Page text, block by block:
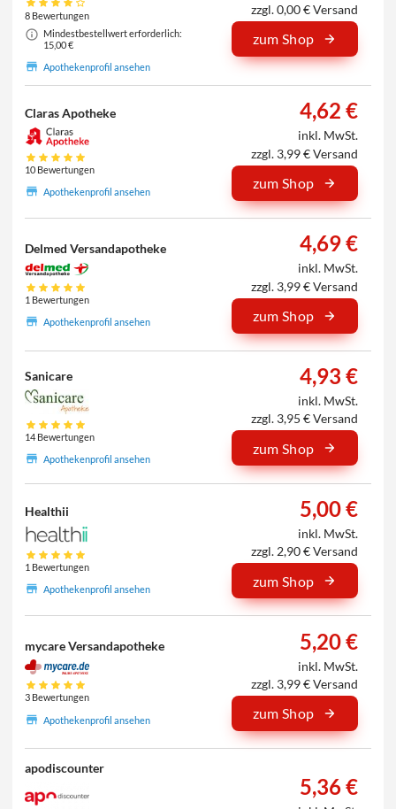
8 Bewertungen
Mindestbestellwert erforderlich:
15,00 €
Apothekenprofil ansehen
zzgl. 0,00 € Versand
zum Shop
Claras Apotheke
10 Bewertungen
Apothekenprofil ansehen
4,62 €
inkl. MwSt.
zzgl. 3,99 € Versand
zum Shop
Delmed Versandapotheke
1 Bewertungen
Apothekenprofil ansehen
4,69 €
inkl. MwSt.
zzgl. 3,99 € Versand
zum Shop
Sanicare
14 Bewertungen
Apothekenprofil ansehen
4,93 €
inkl. MwSt.
zzgl. 3,95 € Versand
zum Shop
Healthii
1 Bewertungen
Apothekenprofil ansehen
5,00 €
inkl. MwSt.
zzgl. 2,90 € Versand
zum Shop
mycare Versandapotheke
3 Bewertungen
Apothekenprofil ansehen
5,20 €
inkl. MwSt.
zzgl. 3,99 € Versand
zum Shop
apodiscounter
5,36 €